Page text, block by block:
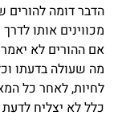
הדבר דומה להורים
מכווינים אותו
אם ההורים לא
מה שעולה בדעתו
לחיות, לאחר כל
כלל לא יצליח